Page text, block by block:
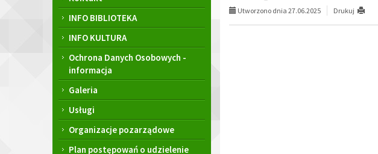
Chruściela
Ornecie
INFO BIBLIOTEKA
INFO KULTURA
Ochrona Danych Osobowych -
informacja
Galeria
Usługi
Organizacje pozarządowe
Plan postępowań o udzielenie
Utworzono dnia 27.06.2025 Drukuj